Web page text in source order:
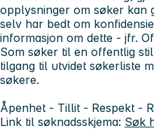
opplysninger om søker kan
selv har bedt om
informasjon om dette - jfr.
Som søker til en offentlig
tilgang til utvidet søkerliste
søkere.
Åpenhet - Tillit - Respekt -
Link til søknadsskjema: Søk